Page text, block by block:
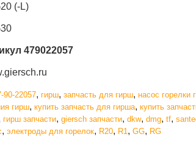
(-L)
479022057
90-22057, гирш, запчасть для гирш, насос горелки
гирш, купить запчасть для гирша, купить
гирш запчасти, giersch запчасти, dkw, dmg, tf,
, электроды для горелок, R20, R1 , GG, RG